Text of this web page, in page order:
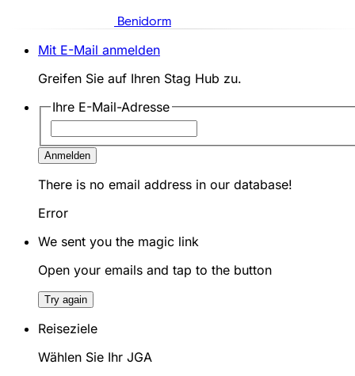
Benidorm
Mit E-Mail anmelden
Greifen Sie auf Ihren Stag Hub zu.
Ihre E-Mail-Adresse
Anmelden
There is no email address in our database!
Error
We sent you the magic link
Open your emails and tap to the button
Try again
Reiseziele
Wählen Sie Ihr JGA